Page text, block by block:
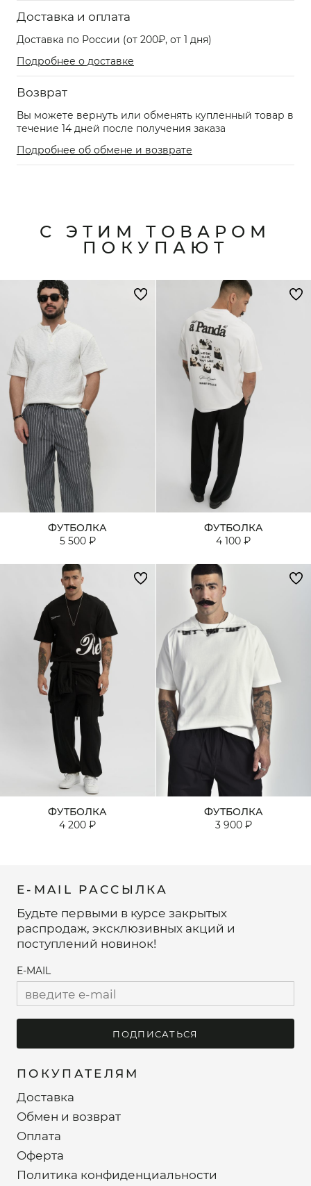
Доставка и оплата
Доставка по России (от 200₽, от 1 дня)
Подробнее о доставке
Возврат
Вы можете вернуть или обменять купленный товар в
течение 14 дней после получения заказа
Подробнее об обмене и возврате
С ЭТИМ ТОВАРОМ
ПОКУПАЮТ
ФУТБОЛКА
5 500 ₽
ФУТБОЛКА
4 100 ₽
ФУТБОЛКА
4 200 ₽
ФУТБОЛКА
3 900 ₽
ПОКУПАТЕЛЯМ
Доставка
Обмен и возврат
Оплата
Оферта
Политика конфиденциальности
E-MAIL РАССЫЛКА
Будьте первыми в курсе закрытых
распродаж, эксклюзивных акций и
поступлений новинок!
E-MAIL
ПОДПИСАТЬСЯ